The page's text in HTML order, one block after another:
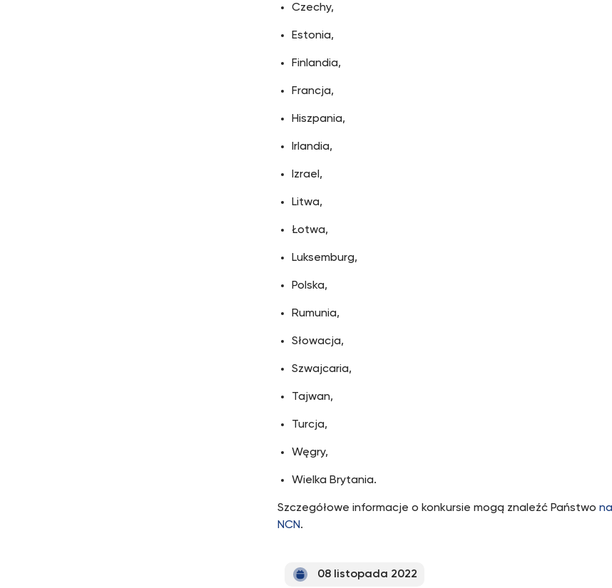
Czechy,
Estonia,
Finlandia,
Francja,
Hiszpania,
Irlandia,
Izrael,
Litwa,
Łotwa,
Luksemburg,
Polska,
Rumunia,
Słowacja,
Szwajcaria,
Tajwan,
Turcja,
Węgry,
Wielka Brytania.
Szczegółowe informacje o konkursie mogą znaleźć Państwo
NCN.
08 listopada 2022